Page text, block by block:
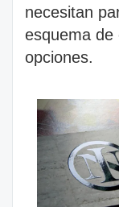
necesitan
esquema de
opciones.